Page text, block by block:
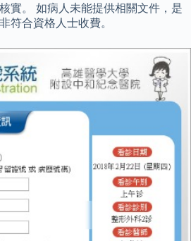
實。 如病人未能提供相關文件，是
符合資格人士收費。